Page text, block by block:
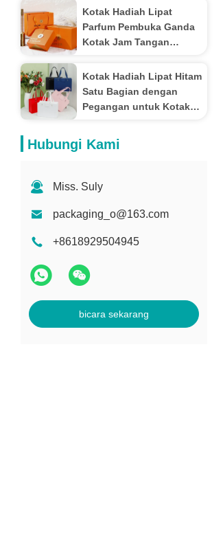
Chipboard
Kotak Hadiah Lipat
Parfum Pembuka Ganda
Kotak Jam Tangan
Bisnis Valentine
Kotak Hadiah Lipat Hitam
Satu Bagian dengan
Pegangan untuk Kotak
Hubungi Kami
Miss. Suly
packaging_o@163.com
+8618929504945
bicara sekarang